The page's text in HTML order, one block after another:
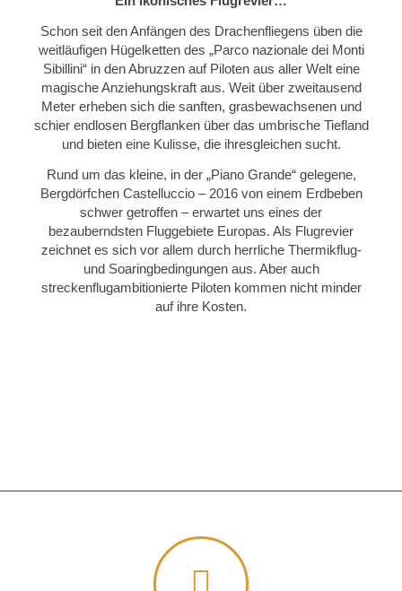
Schon seit den Anfängen des Drachenfliegens üben die
weitläufigen Hügelketten des „Parco nazionale dei Monti
Sibillini“ in den Abruzzen auf Piloten aus aller Welt eine
magische Anziehungskraft aus. Weit über zweitausend
Meter erheben sich die sanften, grasbewachsenen und
schier endlosen Bergflanken über das umbrische Tiefland
und bieten eine Kulisse, die ihresgleichen sucht.
Rund um das kleine, in der „Piano Grande“ gelegene,
Bergdörfchen Castelluccio – 2016 von einem Erdbeben
schwer getroffen – erwartet uns eines der
bezauberndsten Fluggebiete Europas. Als Flugrevier
zeichnet es sich vor allem durch herrliche Thermikflug-
und Soaringbedingungen aus. Aber auch
streckenflugambitionierte Piloten kommen nicht minder
auf ihre Kosten.